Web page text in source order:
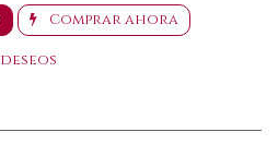
Comprar ahora